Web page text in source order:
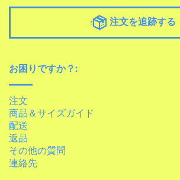
注文を追跡する
お困りですか？:
注文
商品＆サイズガイド
配送
返品
その他の質問
連絡先